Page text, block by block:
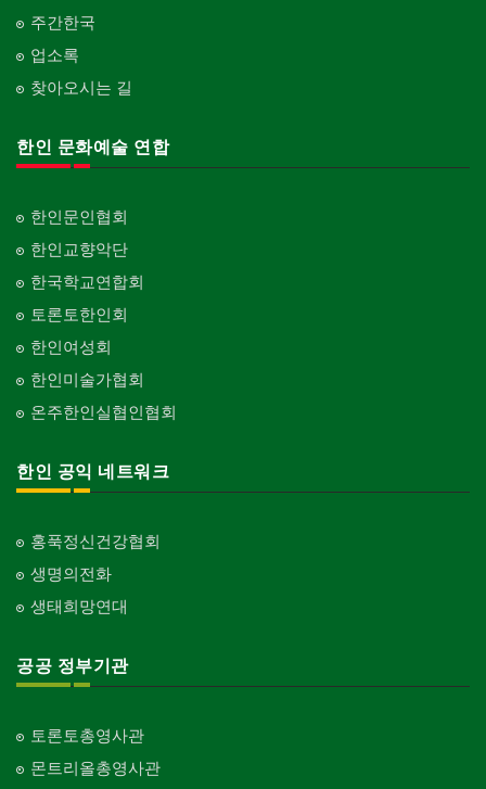
주간한국
업소록
찾아오시는 길
한인 문화예술 연합
한인문인협회
한인교향악단
한국학교연합회
토론토한인회
한인여성회
한인미술가협회
온주한인실협인협회
한인 공익 네트워크
홍푹정신건강협회
생명의전화
생태희망연대
공공 정부기관
토론토총영사관
몬트리올총영사관